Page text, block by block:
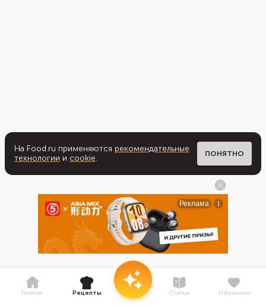
На Food.ru применяются рекомендательные
технологии и cookie. ПОНЯТНО
Главная Рецепты Статьи Избранное